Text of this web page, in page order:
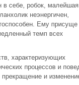
в себе, робок, малейшая
неэнергичен,
Ему присуще
темп всех
характеризующих
процессов и
прекращение и